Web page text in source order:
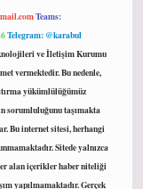
Teams:
Telegram: @karabul
ve İletişim Kurumu
vermektedir. Bu nedenle,
yükümlülüğümüz
sorumluluğunu taşımakta
Bu internet sitesi, herhangi
Sitede yalnızca
alan içerikler haber niteliği
yapılmamaktadır. Gerçek